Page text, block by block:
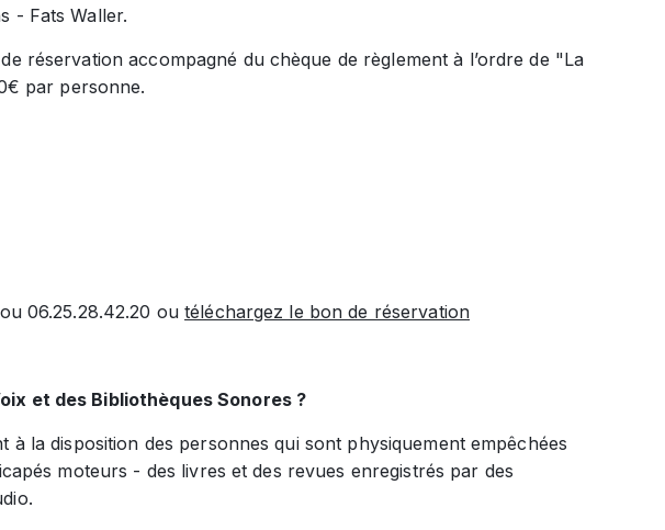
- Fats Waller.
réservation accompagné du chèque de règlement à l’ordre de "La
par personne.
06.25.28.42.20 outéléchargez le bon de réservation
et des Bibliothèques Sonores ?
à la disposition des personnes qui sont physiquement empêchées
moteurs - des livres et des revues enregistrés par des